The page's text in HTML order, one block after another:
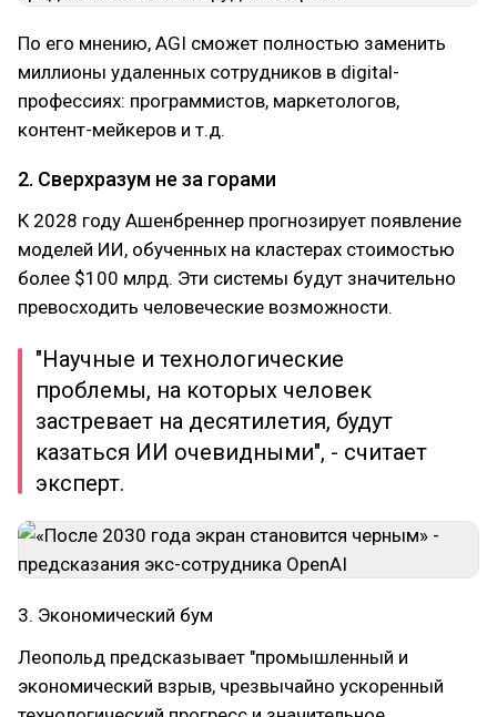
По его мнению, AGI сможет полностью заменить
миллионы удаленных сотрудников в digital-
профессиях: программистов, маркетологов,
контент-мейкеров и т.д.
2. Сверхразум не за горами
К 2028 году Ашенбреннер прогнозирует появление
моделей ИИ, обученных на кластерах стоимостью
более $100 млрд. Эти системы будут значительно
превосходить человеческие возможности.
"Научные и технологические
проблемы, на которых человек
застревает на десятилетия, будут
казаться ИИ очевидными", - считает
эксперт.
3. Экономический бум
Леопольд предсказывает "промышленный и
экономический взрыв, чрезвычайно ускоренный